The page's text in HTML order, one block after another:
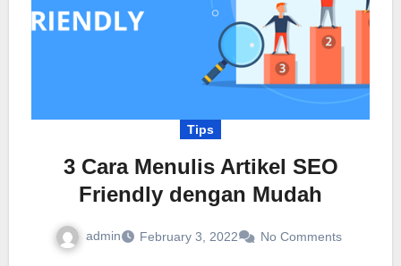
Tips
3 Cara Menulis Artikel SEO
Friendly dengan Mudah
admin February 3, 2022 No Comments